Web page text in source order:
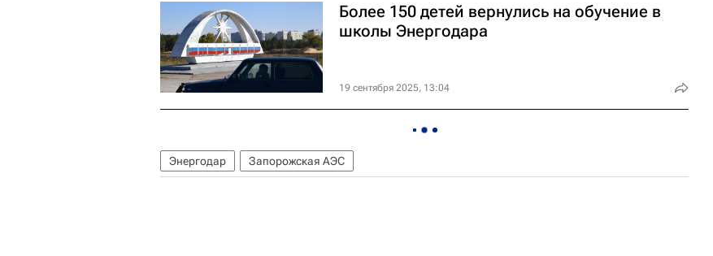
Более 150 детей вернулись на обучение в
школы Энергодара
19 сентября 2025, 13:04
Энергодар Запорожская АЭС